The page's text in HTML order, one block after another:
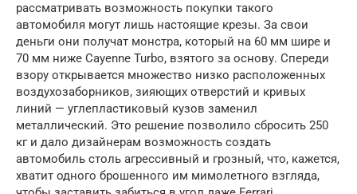
рассматривать возможность покупки такого
автомобиля могут лишь настоящие крезы. За свои
деньги они получат монстра, который на 60 мм шире и
70 мм ниже Cayenne Turbo, взятого за основу. Спереди
взору открывается множество низко расположенных
воздухозаборников, зияющих отверстий и кривых
линий — углепластиковый кузов заменил
металлический. Это решение позволило сбросить 250
кг и дало дизайнерам возможность создать
автомобиль столь агрессивный и грозный, что, кажется,
хватит одного брошенного им мимолетного взгляда,